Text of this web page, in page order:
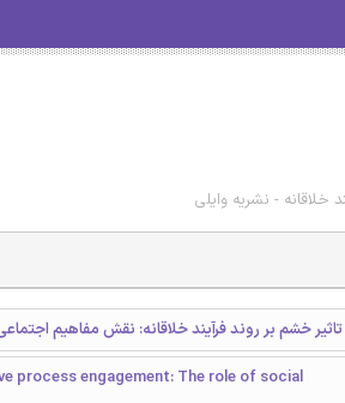
خلاقانه - نشریه وایلی
تاثیر خشم بر روند فرآیند خلاقانه: نقش مفاهیم
process engagement: The role of social